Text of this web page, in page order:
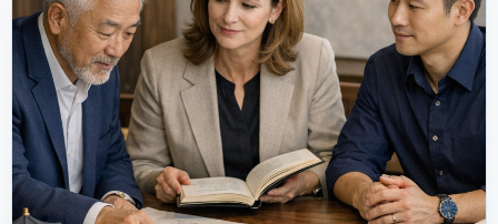
家居风水 家居欣赏
时尚饰家 装修设计
家具知识 家居文化
家装攻略 创意家居